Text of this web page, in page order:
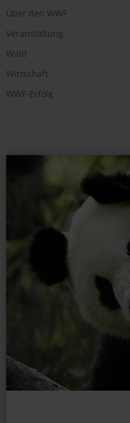
Über den WWF
Veranstaltung
Wald
Wirtschaft
WWF-Erfolg